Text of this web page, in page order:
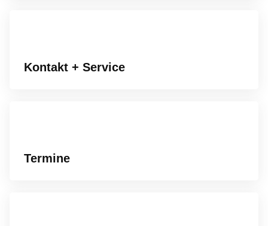
Kontakt + Service
Termine